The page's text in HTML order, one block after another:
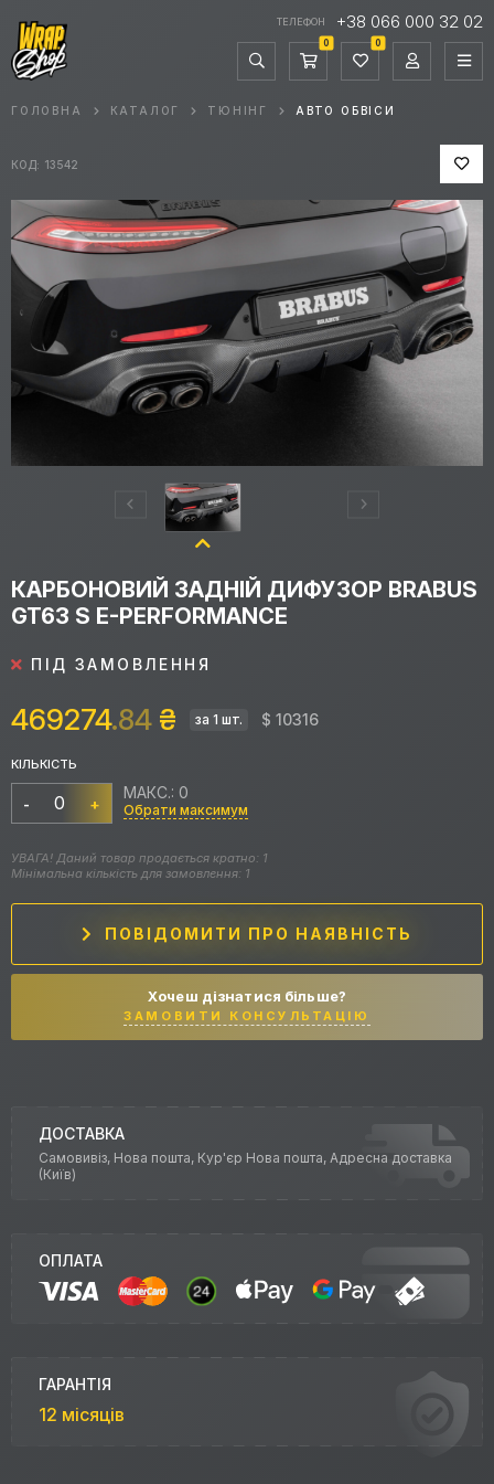
ТЕЛЕФОН +38 066 000 32 02
0 0
ГОЛОВНА КАТАЛОГ ТЮНІНГ АВТО ОБВІСИ
КАРБОНОВИЙ ЗАДНІЙ ДИФУЗОР BRABUS
GT63 S E-PERFORMANCE
ПІД ЗАМОВЛЕННЯ
469274.84 ₴ за 1 шт. $ 10316
КІЛЬКІСТЬ
- +
МАКС.: 0
Обрати максимум
УВАГА! Даний товар продається кратно: 1
Мінімальна кількість для замовлення: 1
ПОВІДОМИТИ ПРО НАЯВНІСТЬ
Хочеш дізнатися більше?
ЗАМОВИТИ КОНСУЛЬТАЦІЮ
ДОСТАВКА
Самовивіз, Нова пошта, Кур'єр Нова пошта, Адресна доставка
(Київ)
ОПЛАТА
ГАРАНТІЯ
12 місяців
КОД: 13542